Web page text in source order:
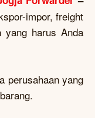
impor, freight
yang harus Anda
perusahaan yang